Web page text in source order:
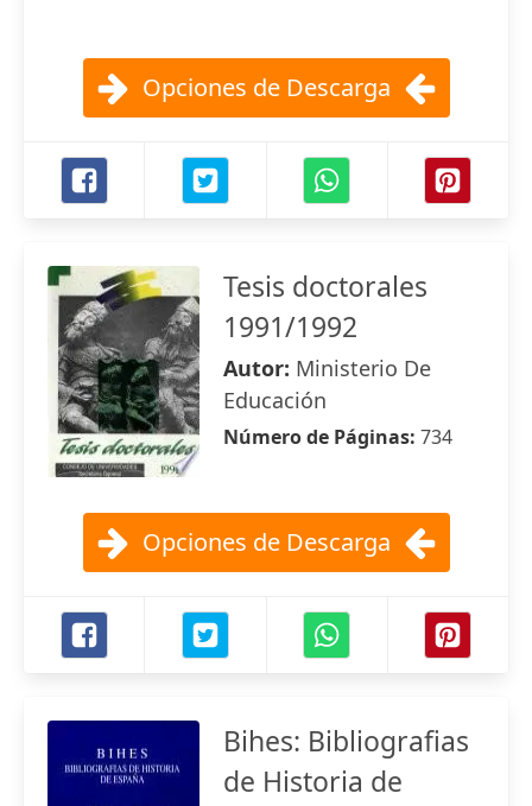
Opciones de Descarga
Tesis doctorales
1991/1992
Autor: Ministerio De
Educación
Número de Páginas: 734
Opciones de Descarga
Bihes: Bibliografias
de Historia de